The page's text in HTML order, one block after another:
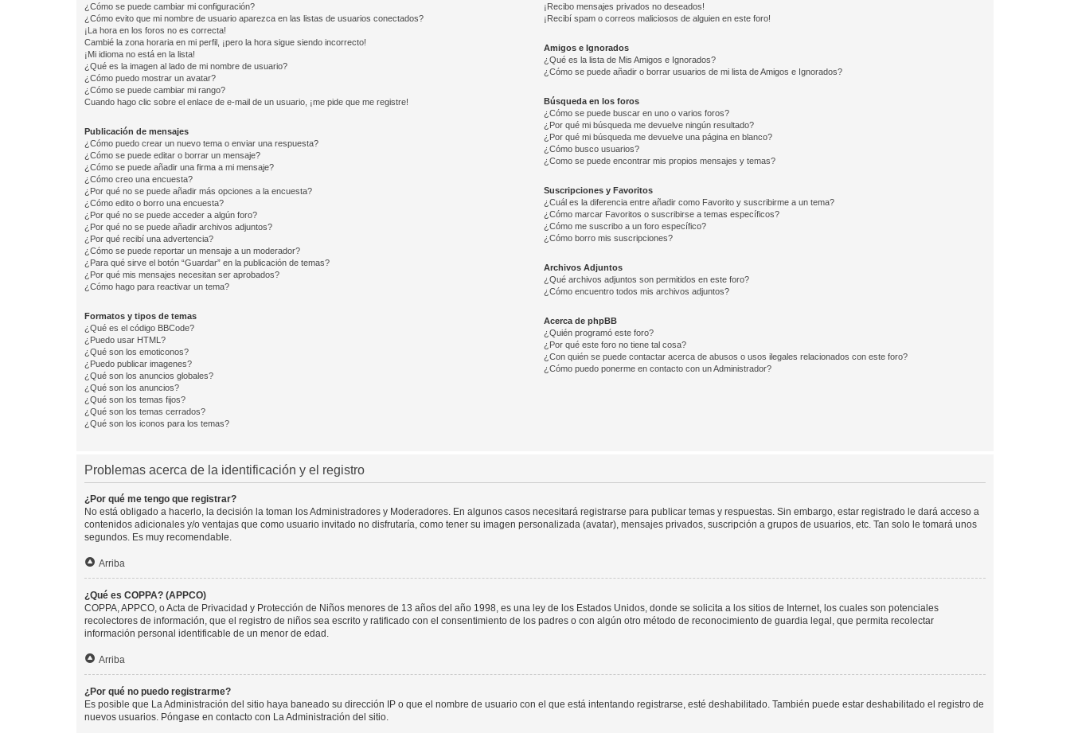
¿Cómo se puede cambiar mi configuración?
¿Cómo evito que mi nombre de usuario aparezca en las listas de usuarios conectados?
¡La hora en los foros no es correcta!
Cambié la zona horaria en mi perfil, ¡pero la hora sigue siendo incorrecto!
¡Mi idioma no está en la lista!
¿Qué es la imagen al lado de mi nombre de usuario?
¿Cómo puedo mostrar un avatar?
¿Cómo se puede cambiar mi rango?
Cuando hago clic sobre el enlace de e-mail de un usuario, ¡me pide que me registre!
Publicación de mensajes
¿Cómo puedo crear un nuevo tema o enviar una respuesta?
¿Cómo se puede editar o borrar un mensaje?
¿Cómo se puede añadir una firma a mi mensaje?
¿Cómo creo una encuesta?
¿Por qué no se puede añadir más opciones a la encuesta?
¿Cómo edito o borro una encuesta?
¿Por qué no se puede acceder a algún foro?
¿Por qué no se puede añadir archivos adjuntos?
¿Por qué recibí una advertencia?
¿Cómo se puede reportar un mensaje a un moderador?
¿Para qué sirve el botón “Guardar” en la publicación de temas?
¿Por qué mis mensajes necesitan ser aprobados?
¿Cómo hago para reactivar un tema?
Formatos y tipos de temas
¿Qué es el código BBCode?
¿Puedo usar HTML?
¿Qué son los emoticonos?
¿Puedo publicar imagenes?
¿Qué son los anuncios globales?
¿Qué son los anuncios?
¿Qué son los temas fijos?
¿Qué son los temas cerrados?
¿Qué son los iconos para los temas?
¡Recibo mensajes privados no deseados!
¡Recibí spam o correos maliciosos de alguien en este foro!
Amigos e Ignorados
¿Qué es la lista de Mis Amigos e Ignorados?
¿Cómo se puede añadir o borrar usuarios de mi lista de Amigos e Ignorados?
Búsqueda en los foros
¿Cómo se puede buscar en uno o varios foros?
¿Por qué mi búsqueda me devuelve ningún resultado?
¿Por qué mi búsqueda me devuelve una página en blanco?
¿Cómo busco usuarios?
¿Como se puede encontrar mis propios mensajes y temas?
Suscripciones y Favoritos
¿Cuál es la diferencia entre añadir como Favorito y suscribirme a un tema?
¿Cómo marcar Favoritos o suscribirse a temas específicos?
¿Cómo me suscribo a un foro específico?
¿Cómo borro mis suscripciones?
Archivos Adjuntos
¿Qué archivos adjuntos son permitidos en este foro?
¿Cómo encuentro todos mis archivos adjuntos?
Acerca de phpBB
¿Quién programó este foro?
¿Por qué este foro no tiene tal cosa?
¿Con quién se puede contactar acerca de abusos o usos ilegales relacionados con este foro?
¿Cómo puedo ponerme en contacto con un Administrador?
Problemas acerca de la identificación y el registro
¿Por qué me tengo que registrar?
No está obligado a hacerlo, la decisión la toman los Administradores y Moderadores. En algunos casos necesitará registrarse para publicar temas y respuestas. Sin embargo, estar registrado le dará acceso a
contenidos adicionales y/o ventajas que como usuario invitado no disfrutaría, como tener su imagen personalizada (avatar), mensajes privados, suscripción a grupos de usuarios, etc. Tan solo le tomará unos
segundos. Es muy recomendable.
Arriba
¿Qué es COPPA? (APPCO)
COPPA, APPCO, o Acta de Privacidad y Protección de Niños menores de 13 años del año 1998, es una ley de los Estados Unidos, donde se solicita a los sitios de Internet, los cuales son potenciales
recolectores de información, que el registro de niños sea escrito y ratificado con el consentimiento de los padres o con algún otro método de reconocimiento de guardia legal, que permita recolectar
información personal identificable de un menor de edad.
Arriba
¿Por qué no puedo registrarme?
Es posible que La Administración del sitio haya baneado su dirección IP o que el nombre de usuario con el que está intentando registrarse, esté deshabilitado. También puede estar deshabilitado el registro de
nuevos usuarios. Póngase en contacto con La Administración del sitio.